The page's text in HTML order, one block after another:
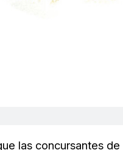
las concursantes de